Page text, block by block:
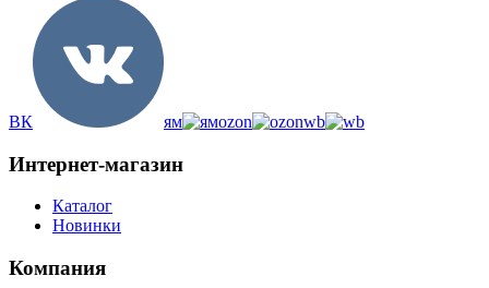
ВК ям ozon wb
Интернет-магазин
Каталог
Новинки
Компания